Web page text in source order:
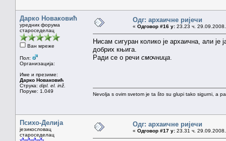
Дарко Новаковић
уредник форума
староседелац
Ван мреже
Пол:
Организација:
Име и презиме:
Дарко Новаковић
Струка: dipl. el. inž.
Поруке: 1.049
Одг: архаичне ријечи
« Одговор #16 у: 23.23 ч.
Нисам сигуран колико је архаична, али
добрих књига.
Ради се о речи смочница
Nevolja s ovim svetom je ta što su glupi tako sigurni, a
Психо-Делија
језикословац
староседелац
Одг: архаичне ријечи
« Одговор #17 у: 23.31 ч.